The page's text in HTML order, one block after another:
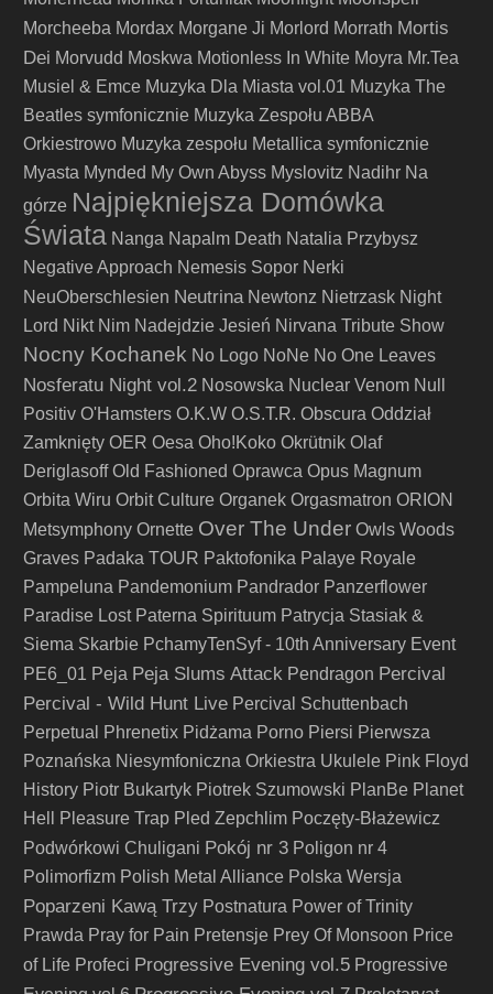
Morcheeba Mordax Morgane Ji Morlord Morrath Mortis
Dei Morvudd Moskwa Motionless In White Moyra Mr.Tea
Musiel & Emce Muzyka Dla Miasta vol.01 Muzyka The
Beatles symfonicznie Muzyka Zespołu ABBA
Orkiestrowo Muzyka zespołu Metallica symfonicznie
Myasta Mynded My Own Abyss Myslovitz Nadihr Na
górze Najpiękniejsza Domówka
Świata Nanga Napalm Death Natalia Przybysz
Negative Approach Nemesis Sopor Nerki
NeuOberschlesien Neutrina Newtonz Nietrzask Night
Lord Nikt Nim Nadejdzie Jesień Nirvana Tribute Show
Nocny Kochanek No Logo NoNe No One Leaves
Nosferatu Night vol.2 Nosowska Nuclear Venom Null
Positiv O'Hamsters O.K.W O.S.T.R. Obscura Oddział
Zamknięty OER Oesa Oho!Koko Okrütnik Olaf
Deriglasoff Old Fashioned Oprawca Opus Magnum
Orbita Wiru Orbit Culture Organek Orgasmatron ORION
Metsymphony Ornette Over The Under Owls Woods
Graves Padaka TOUR Paktofonika Palaye Royale
Pampeluna Pandemonium Pandrador Panzerflower
Paradise Lost Paterna Spirituum Patrycja Stasiak &
Siema Skarbie PchamyTenSyf - 10th Anniversary Event
PE6_01 Peja Peja Slums Attack Pendragon Percival
Percival - Wild Hunt Live Percival Schuttenbach
Perpetual
Phrenetix Pidżama Porno Piersi Pierwsza
Poznańska Niesymfoniczna Orkiestra Ukulele Pink Floyd
History Piotr Bukartyk Piotrek Szumowski PlanBe Planet
Hell
Pleasure Trap Pled Zepchlim Poczęty-Błażewicz
Podwórkowi Chuligani Pokój nr 3 Poligon nr 4
Polimorfizm Polish Metal Alliance Polska Wersja
Poparzeni Kawą Trzy Postnatura Power of Trinity
Prawda Pray for Pain Pretensje Prey Of Monsoon Price
of Life Profeci Progressive Evening vol.5 Progressive